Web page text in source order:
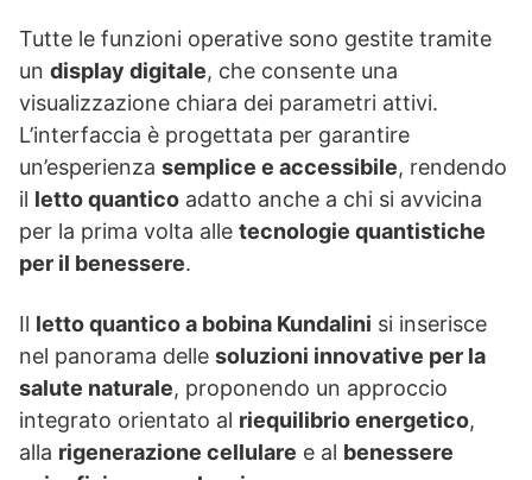
Tutte le funzioni operative sono gestite tramite
un display digitale, che consente una
visualizzazione chiara dei parametri attivi.
L’interfaccia è progettata per garantire
un’esperienza semplice e accessibile, rendendo
il letto quantico adatto anche a chi si avvicina
per la prima volta alle tecnologie quantistiche
per il benessere.
Il letto quantico a bobina Kundalini si inserisce
nel panorama delle soluzioni innovative per la
salute naturale, proponendo un approccio
integrato orientato al riequilibrio energetico,
alla rigenerazione cellulare e al benessere